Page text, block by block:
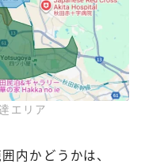
エリア
内かどうかは、